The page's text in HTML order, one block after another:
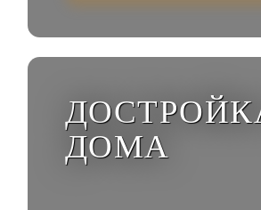
ДОМА